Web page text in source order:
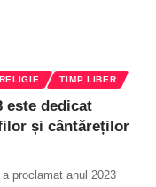
RELIGIE TIMP LIBER
este dedicat
și cântăreților
proclamat anul 2023